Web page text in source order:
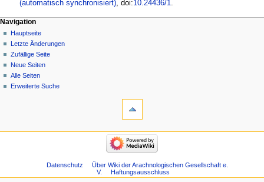
(automatisch synchronisiert), doi:10.24436/1.
Navigation
Hauptseite
Letzte Änderungen
Zufällige Seite
Neue Seiten
Alle Seiten
Erweiterte Suche
Datenschutz
Über Wiki der Arachnologischen Gesellschaft e.
V.
Haftungsausschluss